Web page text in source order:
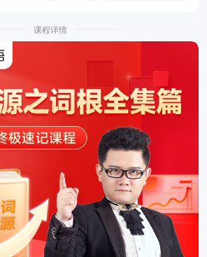
课程详情